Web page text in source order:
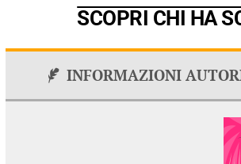
SCOPRI CHI HA
INFORMAZIONI